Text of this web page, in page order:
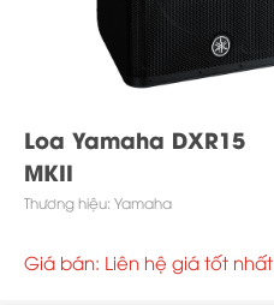
Loa Yamaha DXR15
MKII
Thương hiệu: Yamaha
Giá bán: Liên hệ giá tốt nhất